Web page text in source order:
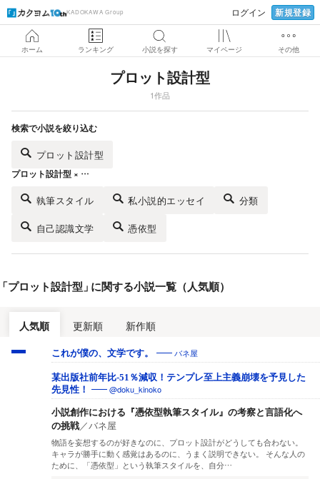
KADOKAWA Group ログイン 新規登録
ホーム ランキング 小説を探す マイページ その他
プロット設計型
1作品
検索で小説を絞り込む
プロット設計型
プロット設計型 × …
執筆スタイル 私小説的エッセイ 分類
自己認識文学 憑依型
プロット設計型 」に関する小説一覧（人気順）
人気順 更新順 新作順
これが僕の、文学です。 バネ屋
某出版社前年比-51％減収！テンプレ至上主義崩壊を予見した
先見性！
@doku_kinoko
小説創作における『憑依型執筆スタイル』の考察と言語化へ
の挑戦／バネ屋
物語を妄想するのが好きなのに、プロット設計がどうしても合わない。
キャラが勝手に動く感覚はあるのに、うまく説明できない。 そんな人の
ために、「憑依型」という執筆スタイルを、自分…